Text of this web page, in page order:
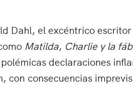
Dahl, el excéntrico
Matilda, Charlie y la
declaraciones
con consecuencias